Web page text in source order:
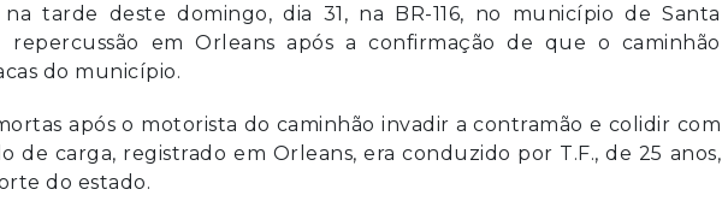
tarde deste domingo, dia 31, na BR-116, no município de Santa
repercussão em Orleans após a confirmação de que o caminhão
do município.
após o motorista do caminhão invadir a contramão e colidir com
de carga, registrado em Orleans, era conduzido por T.F., de 25 anos,
do estado.